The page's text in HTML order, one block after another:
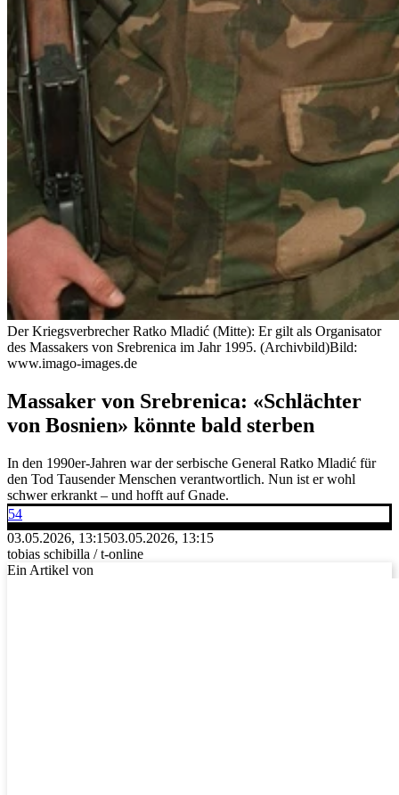
Der Kriegsverbrecher Ratko Mladić (Mitte): Er gilt als Organisator
des Massakers von Srebrenica im Jahr 1995. (Archivbild)Bild:
www.imago-images.de
Massaker von Srebrenica: «Schlächter
von Bosnien» könnte bald sterben
In den 1990er-Jahren war der serbische General Ratko Mladić für
den Tod Tausender Menschen verantwortlich. Nun ist er wohl
schwer erkrankt – und hofft auf Gnade.
54
03.05.2026, 13:1503.05.2026, 13:15
tobias schibilla / t-online
Ein Artikel von